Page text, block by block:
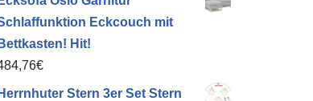
Eckcouch mit
Bettkasten! Hit!
€
Herrnhuter Stern 3er Set Stern